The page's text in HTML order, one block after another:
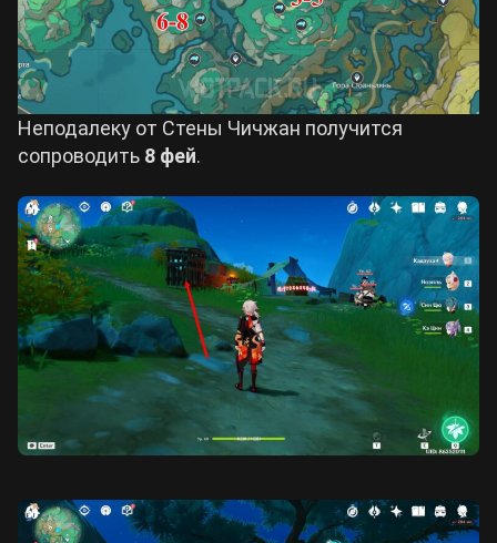
Неподалеку от Стены Чичжан получится
сопроводить 8 фей.